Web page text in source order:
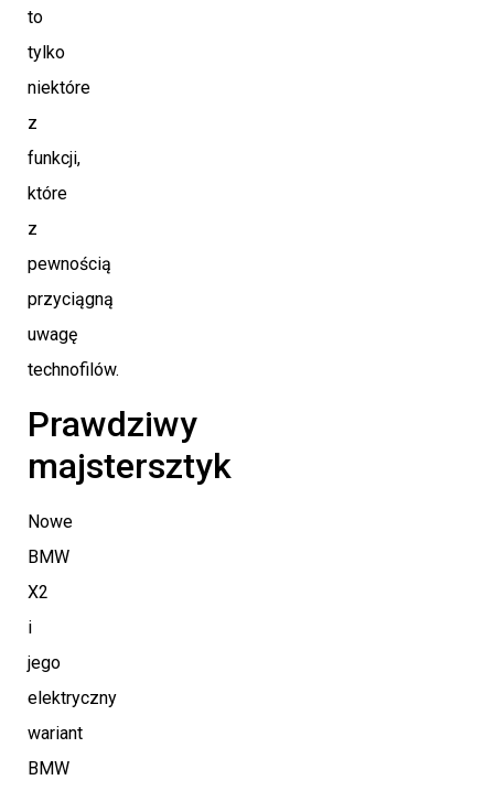
to
tylko
niektóre
z
funkcji,
które
z
pewnością
przyciągną
uwagę
technofilów.
Prawdziwy
majstersztyk
Nowe
BMW
X2
i
jego
elektryczny
wariant
BMW